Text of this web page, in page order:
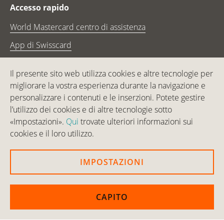
Il presente sito web utilizza cookies e altre tecnologie per
migliorare la vostra esperienza durante la navigazione e
personalizzare i contenuti e le inserzioni. Potete gestire
l’utilizzo dei cookies e di altre tecnologie sotto
«Impostazioni». Qui trovate ulteriori informazioni sui
cookies e il loro utilizzo.
IMPOSTAZIONI
CAPITO
Footer Navigation
Accesso rapido
World Mastercard centro di assistenza
App di Swisscard
Le carte di credito World Mastercard sono emesse in
esclusiva da Swisscard AECS GmbH. Swisscard gestisce
più di un milione di carte ed è leader sul mercato
svizzero nel settore dei prodotti di fascia alta e delle
Contact & Social channels
Logo e avvertenze legali
World Mastercard carte di credito, issued by Swisscard AECS GmbH, Neugasse 18, 8810 Horgen | Copyright ©
Impostazioni dei cookie